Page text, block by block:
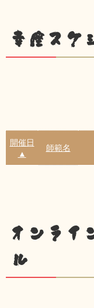
幸座スケ
開催日
▲
師範名
オンライ
ル